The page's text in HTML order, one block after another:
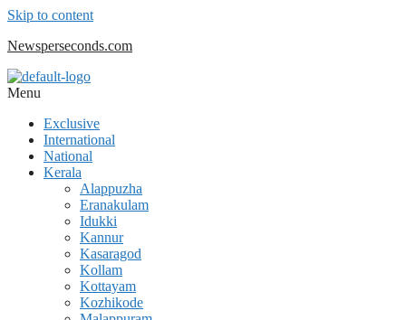
Skip to content
Newsperseconds.com
Menu
Exclusive
International
National
Kerala
Alappuzha
Eranakulam
Idukki
Kannur
Kasaragod
Kollam
Kottayam
Kozhikode